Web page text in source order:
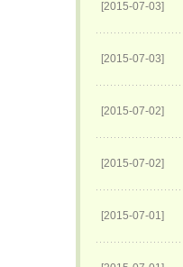
[2015-07-03]
[2015-07-03]
[2015-07-02]
[2015-07-02]
[2015-07-01]